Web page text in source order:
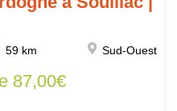
59 km Sud-Ouest
87,00€